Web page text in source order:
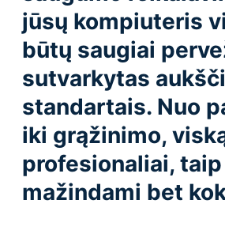
jūsų kompiuteris
būtų saugiai
sutvarkytas
standartais. Nuo
iki grąžinimo,
profesionaliai, taip
mažindami bet